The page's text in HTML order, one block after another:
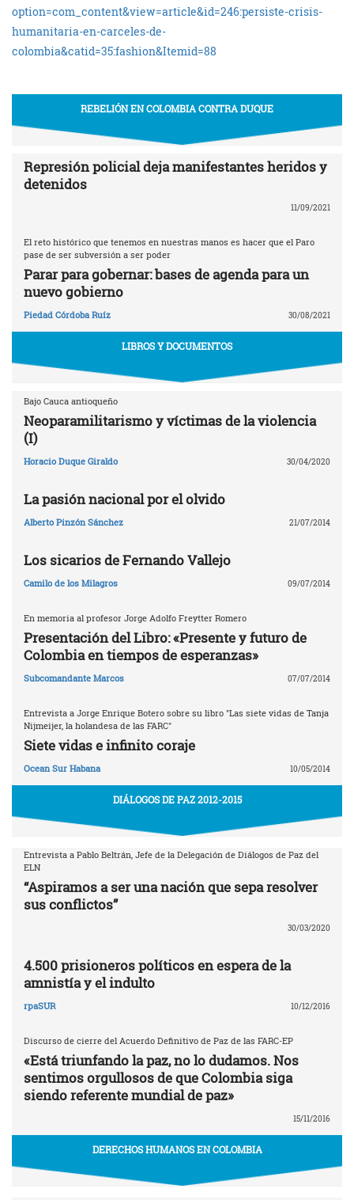
option=com_content&view=article&id=246:persiste-crisis-
humanitaria-en-carceles-de-
colombia&catid=35:fashion&Itemid=88
REBELIÓN EN COLOMBIA CONTRA DUQUE
Represión policial deja manifestantes heridos y
detenidos
11/09/2021
El reto histórico que tenemos en nuestras manos es hacer que el Paro
pase de ser subversión a ser poder
Parar para gobernar: bases de agenda para un
nuevo gobierno
Piedad Córdoba Ruíz 30/08/2021
LIBROS Y DOCUMENTOS
Bajo Cauca antioqueño
Neoparamilitarismo y víctimas de la violencia
(I)
Horacio Duque Giraldo 30/04/2020
La pasión nacional por el olvido
Alberto Pinzón Sánchez 21/07/2014
Los sicarios de Fernando Vallejo
Camilo de los Milagros 09/07/2014
En memoria al profesor Jorge Adolfo Freytter Romero
Presentación del Libro: «Presente y futuro de
Colombia en tiempos de esperanzas»
Subcomandante Marcos 07/07/2014
Entrevista a Jorge Enrique Botero sobre su libro "Las siete vidas de Tanja
Nijmeijer, la holandesa de las FARC"
Siete vidas e infinito coraje
Ocean Sur Habana 10/05/2014
DIÁLOGOS DE PAZ 2012-2015
Entrevista a Pablo Beltrán, Jefe de la Delegación de Diálogos de Paz del
ELN
“Aspiramos a ser una nación que sepa resolver
sus conflictos”
30/03/2020
4.500 prisioneros políticos en espera de la
amnistía y el indulto
rpaSUR 10/12/2016
Discurso de cierre del Acuerdo Definitivo de Paz de las FARC-EP
«Está triunfando la paz, no lo dudamos. Nos
sentimos orgullosos de que Colombia siga
siendo referente mundial de paz»
15/11/2016
DERECHOS HUMANOS EN COLOMBIA